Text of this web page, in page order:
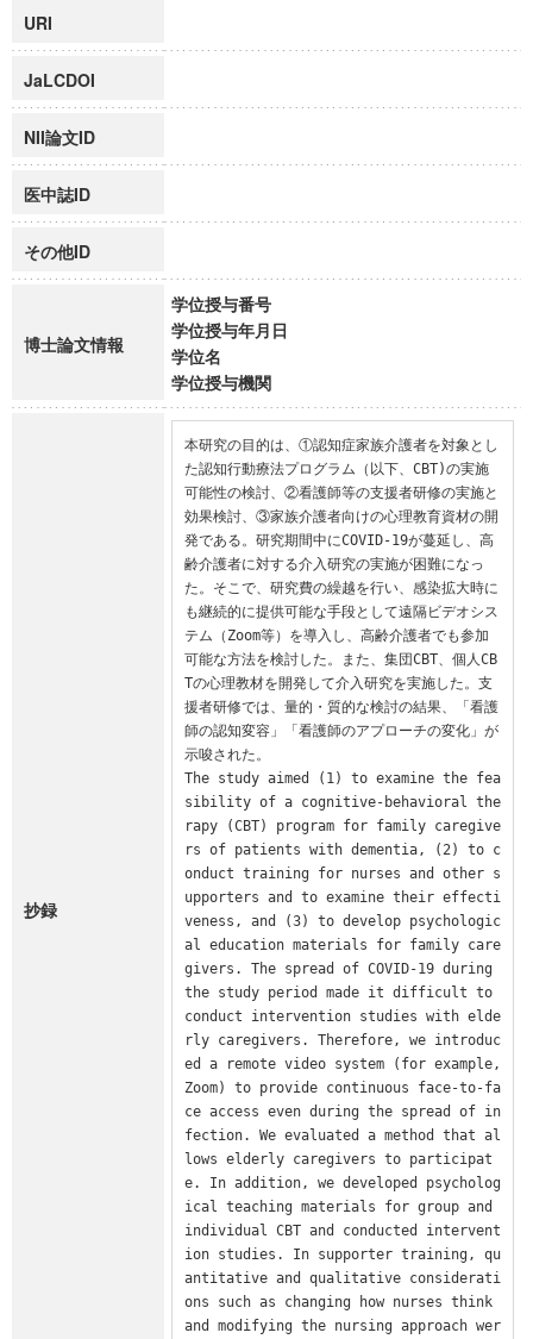
URI
JaLCDOI
NII論文ID
医中誌ID
その他ID
博士論文情報
学位授与番号
学位授与年月日
学位名
学位授与機関
抄録
本研究の目的は、①認知症家族介護者を対象とし
た認知行動療法プログラム（以下、CBT)の実施
可能性の検討、②看護師等の支援者研修の実施と
効果検討、③家族介護者向けの心理教育資材の開
発である。研究期間中にCOVID-19が蔓延し、高
齢介護者に対する介入研究の実施が困難になっ
た。そこで、研究費の繰越を行い、感染拡大時に
も継続的に提供可能な手段として遠隔ビデオシス
テム（Zoom等）を導入し、高齢介護者でも参加
可能な方法を検討した。また、集団CBT、個人CB
Tの心理教材を開発して介入研究を実施した。支
援者研修では、量的・質的な検討の結果、「看護
師の認知変容」「看護師のアプローチの変化」が
示唆された。
The study aimed (1) to examine the fea
sibility of a cognitive-behavioral the
rapy (CBT) program for family caregive
rs of patients with dementia, (2) to c
onduct training for nurses and other s
upporters and to examine their effecti
veness, and (3) to develop psychologic
al education materials for family care
givers. The spread of COVID-19 during
the study period made it difficult to
conduct intervention studies with elde
rly caregivers. Therefore, we introduc
ed a remote video system (for example,
Zoom) to provide continuous face-to-fa
ce access even during the spread of in
fection. We evaluated a method that al
lows elderly caregivers to participat
e. In addition, we developed psycholog
ical teaching materials for group and
individual CBT and conducted intervent
ion studies. In supporter training, qu
antitative and qualitative considerati
ons such as changing how nurses think
and modifying the nursing approach wer